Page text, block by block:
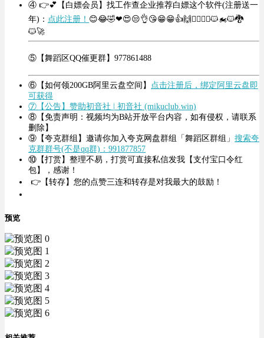
④ 👉💕【白嫖会员】找工作查企业推荐白嫖这个软件(注册送一
年)： 点此注册！ 😊😂🤣❤😍😒👌😘😁😁👍🙌🤦‍♀️🤦‍♂️🐱‍🏍🐱‍🐉
🐱‍🚀
⑤【舞蹈区QQ催更群】977861488
⑥【如何领200GB阿里云盘空间】 点击注册后，绑定阿里云盘即
可获得
⑦【公告】赞助初音社 | 初音社 (mikuclub.win)
⑧【免责声明：视频均为B站开放平台内容，如有侵权，请联系
删除】
⑨【夸克群组】邀请你加入夸克网盘群组「舞蹈区群组」 搜索夸
克群群号(不是qq群)：991877857
⑩【打赏】整理不易，打赏可直接私信发我【支付宝口令红
包】，感谢！
👉【转存】您的点赞三连和转存是对我最大的鼓励！
预览